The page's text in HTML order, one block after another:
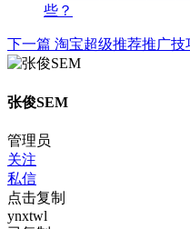
下一篇 淘宝超级推荐推广技
张俊SEM
管理员
关注
私信
点击复制
ynxtwl